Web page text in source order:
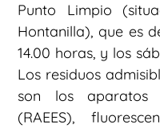
Punto Limpio
Hontanilla), que es
14.00 horas, y los
Los residuos
son los aparatos
(RAEES),